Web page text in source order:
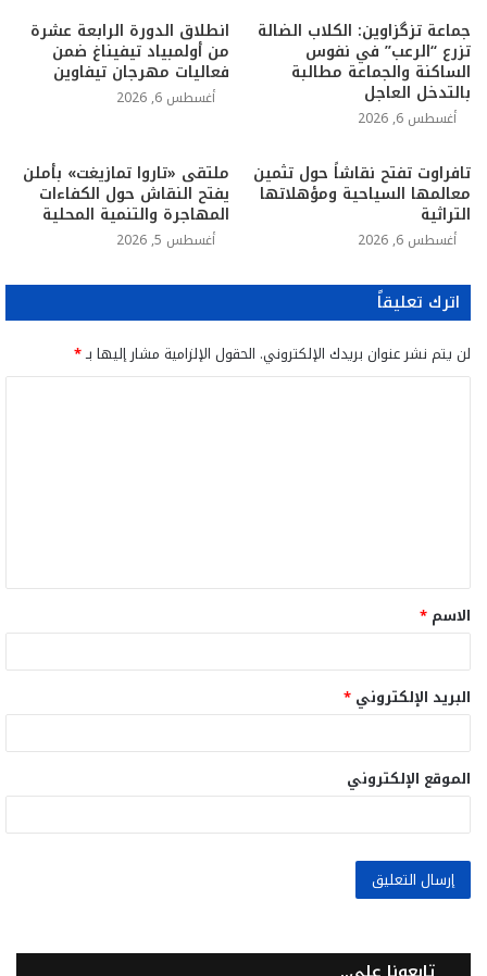
جماعة تزگزاوين: الكلاب الضالة
تزرع “الرعب” في نفوس
الساكنة والجماعة مطالبة
بالتدخل العاجل
أغسطس 6, 2026
انطلاق الدورة الرابعة عشرة
من أولمبياد تيفيناغ ضمن
فعاليات مهرجان تيفاوين
أغسطس 6, 2026
تافراوت تفتح نقاشاً حول تثمين
معالمها السياحية ومؤهلاتها
التراثية
أغسطس 6, 2026
ملتقى «تاروا تمازيغت» بأملن
يفتح النقاش حول الكفاءات
المهاجرة والتنمية المحلية
أغسطس 5, 2026
اترك تعليقاً
لن يتم نشر عنوان بريدك الإلكتروني. الحقول الإلزامية مشار إليها بـ*
ق
*
الاسم *
البريد الإلكتروني *
الموقع الإلكتروني